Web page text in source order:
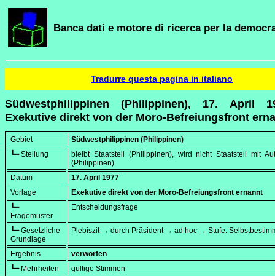
Banca dati e motore di ricerca per la
Tradurre questa pagina in italiano
Südwestphilippinen (Philippinen), 17. April
Exekutive direkt von der Moro-Befreiungsfront
Gebiet
Südwestphilippinen (Philippinen)
┗━ Stellung
bleibt Staatsteil (Philippinen), wird nicht Staatsteil mit
(Philippinen)
Datum
17. April 1977
Vorlage
Exekutive direkt von der Moro-Befreiungsfront ernannt
┗━
Fragemuster
Entscheidungsfrage
┗━ Gesetzliche
Grundlage
Plebiszit → durch Präsident → ad hoc → Stufe:
Ergebnis
verworfen
┗━ Mehrheiten
gültige Stimmen